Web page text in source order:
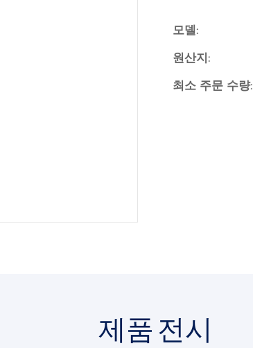
모델:
원산지:
최소 주문 수량:
제품 전시